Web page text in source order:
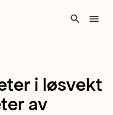
i løsvekt
av